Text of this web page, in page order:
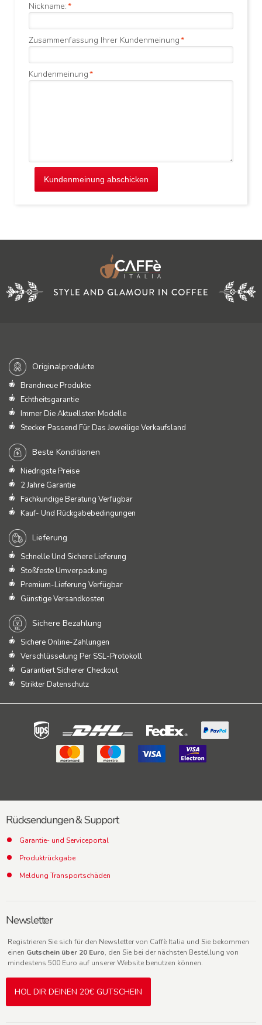
*
Nickname:
*
Zusammenfassung Ihrer Kundenmeinung
*
Kundenmeinung
Kundenmeinung abschicken
Originalprodukte
Brandneue Produkte
Echtheitsgarantie
Immer Die Aktuellsten Modelle
Stecker Passend Für Das Jeweilige Verkaufsland
Beste Konditionen
Niedrigste Preise
2 Jahre Garantie
Fachkundige Beratung Verfügbar
Kauf- Und Rückgabebedingungen
Lieferung
Schnelle Und Sichere Lieferung
Stoßfeste Umverpackung
Premium-Lieferung Verfügbar
Günstige Versandkosten
Sichere Bezahlung
Sichere Online-Zahlungen
Verschlüsselung Per SSL-Protokoll
Garantiert Sicherer Checkout
Strikter Datenschutz
Rücksendungen & Support
Garantie- und Serviceportal
Produktrückgabe
Meldung Transportschäden
Newsletter
Registrieren Sie sich für den Newsletter von Caffè Italia und Sie bekommen
einen Gutschein über 20 Euro, den Sie bei der nächsten Bestellung von
mindestens 500 Euro auf unserer Website benutzen können.
HOL DIR DEINEN 20€ GUTSCHEIN